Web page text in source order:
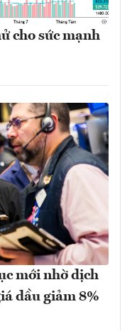
cho sức mạnh
mới nhờ dịch
dầu giảm 8%